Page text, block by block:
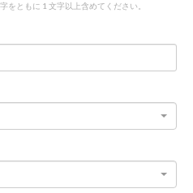
をともに 1 文字以上含めてください。